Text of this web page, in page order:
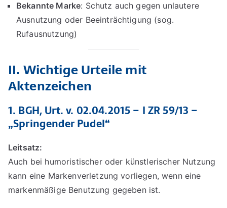
Bekannte Marke: Schutz auch gegen unlautere
Ausnutzung oder Beeinträchtigung (sog.
Rufausnutzung)
II. Wichtige Urteile mit
Aktenzeichen
1. BGH, Urt. v. 02.04.2015 – I ZR 59/13 –
„Springender Pudel“
Leitsatz:
Auch bei humoristischer oder künstlerischer Nutzung
kann eine Markenverletzung vorliegen, wenn eine
markenmäßige Benutzung gegeben ist.